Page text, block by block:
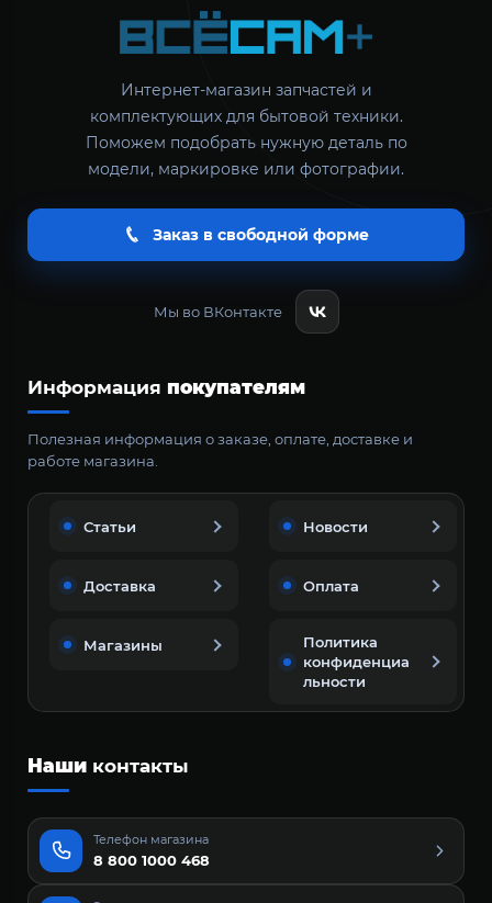
Интернет-магазин запчастей и
комплектующих для бытовой техники.
Поможем подобрать нужную деталь по
модели, маркировке или фотографии.
Заказ в свободной форме
Мы во ВКонтакте
Информация покупателям
Полезная информация о заказе, оплате, доставке и
работе магазина.
Статьи Новости
Доставка Оплата
Магазины
Политика
конфиденциа
льности
Наши контакты
Телефон магазина
8 800 1000 468